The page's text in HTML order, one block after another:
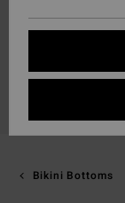
Bikini Bottoms